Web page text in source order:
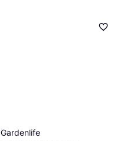
Gardenlife